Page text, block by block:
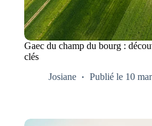
Gaec du champ du bourg :
clés
Josiane
Publié le 10